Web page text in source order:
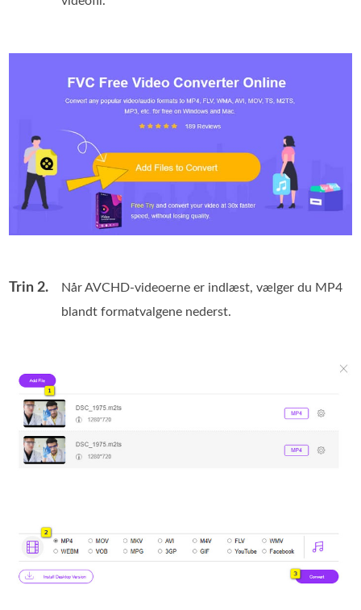
Trin 2.
Når AVCHD-videoerne er indlæst, vælger du MP4
blandt formatvalgene nederst.